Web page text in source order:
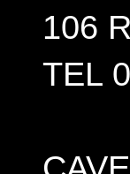
106
TEL